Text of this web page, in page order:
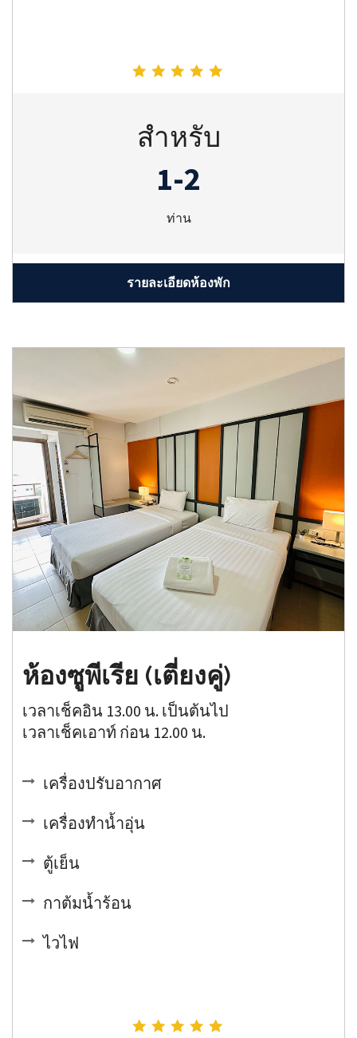
สำหรับ
1-2
ท่าน
รายละเอียดห้องพัก
ห้องซูพีเรีย (เตี่ยงคู่)
เวลาเช็คอิน 13.00 น. เป็นต้นไป
เวลาเช็คเอาท์ ก่อน 12.00 น.
เครื่องปรับอากาศ
เครื่องทำน้ำอุ่น
ตู้เย็น
กาต้มน้ำร้อน
ไวไฟ